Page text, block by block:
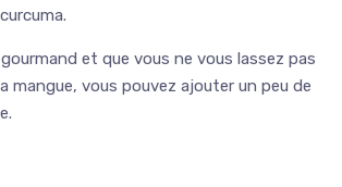
et que vous ne vous lassez pas
mangue, vous pouvez ajouter un peu de